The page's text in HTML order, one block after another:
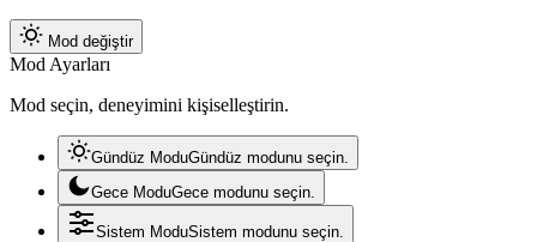
Mod değiştir
Mod Ayarları
Mod seçin, deneyimini kişiselleştirin.
Gündüz ModuGündüz modunu seçin.
Gece ModuGece modunu seçin.
Sistem ModuSistem modunu seçin.